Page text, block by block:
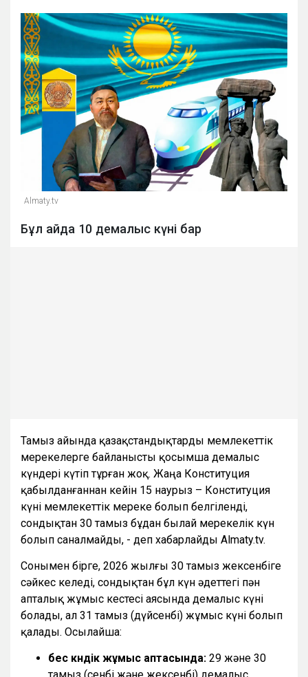
Almaty.tv
Бұл айда 10 демалыс күні бар
Тамыз айында қазақстандықтарды мемлекеттік
мерекелерге байланысты қосымша демалыс
күндері күтіп тұрған жоқ. Жаңа Конституция
қабылданғаннан кейін 15 наурыз – Конституция
күні мемлекеттік мереке болып белгіленді,
сондықтан 30 тамыз бұдан былай мерекелік күн
болып саналмайды, - деп хабарлайды Almaty.tv.
Сонымен бірге, 2026 жылғы 30 тамыз жексенбіге
сәйкес келеді, сондықтан бұл күн әдеттегі пән
апталық жұмыс кестесі аясында демалыс күні
болады, ал 31 тамыз (дүйсенбі) жұмыс күні болып
қалады. Осылайша:
бес күндік жұмыс аптасында: 29 және 30